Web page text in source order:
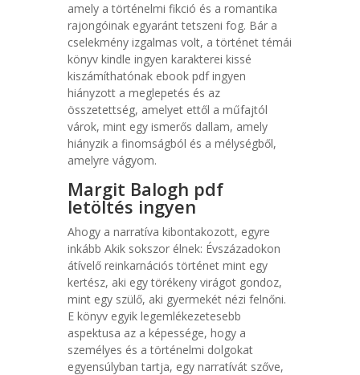
amely a történelmi fikció és a romantika
rajongóinak egyaránt tetszeni fog. Bár a
cselekmény izgalmas volt, a történet témái
könyv kindle ingyen karakterei kissé
kiszámíthatónak ebook pdf ingyen
hiányzott a meglepetés és az
összetettség, amelyet ettől a műfajtól
várok, mint egy ismerős dallam, amely
hiányzik a finomságból és a mélységből,
amelyre vágyom.
Margit Balogh pdf
letöltés ingyen
Ahogy a narratíva kibontakozott, egyre
inkább Akik sokszor élnek: Évszázadokon
átívelő reinkarnációs történet mint egy
kertész, aki egy törékeny virágot gondoz,
mint egy szülő, aki gyermekét nézi felnőni.
E könyv egyik legemlékezetesebb
aspektusa az a képessége, hogy a
személyes és a történelmi dolgokat
egyensúlyban tartja, egy narratívát szőve,